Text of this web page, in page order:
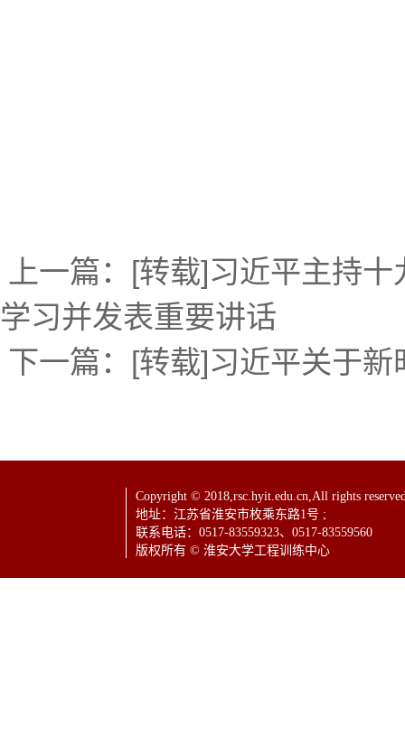
上一篇： [转载]习近平主持
学习并发表重要讲话
下一篇： [转载]习近平关于
Copyright © 2018,rsc.hyit.edu.cn,All rights
地址：江苏省淮安市枚乘东路1号 ;
联系电话：0517-83559323、0517-83559560
版权所有 © 淮安大学工程训练中心